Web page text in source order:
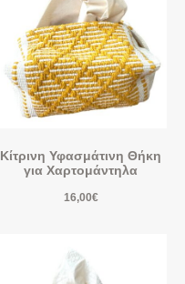
Κίτρινη Υφασμάτινη Θήκη
για Χαρτομάντηλα
16,00€